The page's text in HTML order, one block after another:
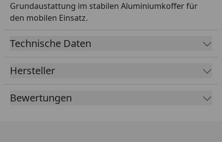
Grundaustattung im stabilen Aluminiumkoffer für
den mobilen Einsatz.
Technische Daten
Hersteller
Bewertungen